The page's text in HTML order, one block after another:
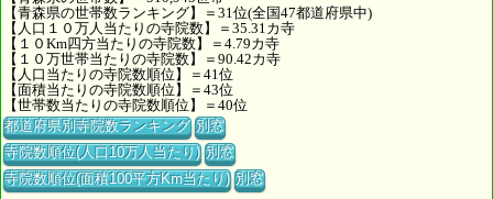
【青森県の世帯数ランキング】＝31位(全国47都道府県中)
【人口１０万人当たりの寺院数】＝35.31カ寺
【１０Km四方当たりの寺院数】＝4.79カ寺
【１０万世帯当たりの寺院数】＝90.42カ寺
【人口当たりの寺院数順位】＝41位
【面積当たりの寺院数順位】＝43位
【世帯数当たりの寺院数順位】＝40位
都道府県別寺院数ランキング 別窓
寺院数順位(人口10万人当たり) 別窓
寺院数順位(面積100平方Km当たり) 別窓